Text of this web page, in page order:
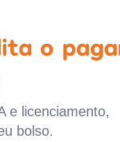
o
e licenciamento,
bolso.